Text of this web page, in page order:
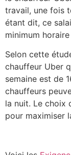
travail, une fois
étant dit, ce
minimum
Selon cette
chauffeur Uber
semaine est de
chauffeurs
la nuit. Le choix
pour maximiser